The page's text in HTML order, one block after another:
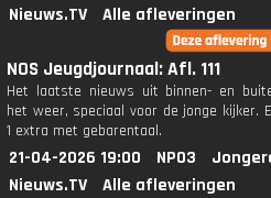
Nieuws.TV
Alle afleveringen
NOS Jeugdjournaal: Afl. 111
Het laatste nieuws uit binnen- en
het weer, speciaal voor de jonge kijker.
1 extra met gebarentaal.
21-04-2026 19:00 NPO3
Nieuws.TV
Alle afleveringen